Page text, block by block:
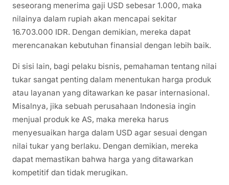
seseorang menerima gaji USD sebesar 1.000, maka
nilainya dalam rupiah akan mencapai sekitar
16.703.000 IDR. Dengan demikian, mereka dapat
merencanakan kebutuhan finansial dengan lebih baik.
Di sisi lain, bagi pelaku bisnis, pemahaman tentang nilai
tukar sangat penting dalam menentukan harga produk
atau layanan yang ditawarkan ke pasar internasional.
Misalnya, jika sebuah perusahaan Indonesia ingin
menjual produk ke AS, maka mereka harus
menyesuaikan harga dalam USD agar sesuai dengan
nilai tukar yang berlaku. Dengan demikian, mereka
dapat memastikan bahwa harga yang ditawarkan
kompetitif dan tidak merugikan.